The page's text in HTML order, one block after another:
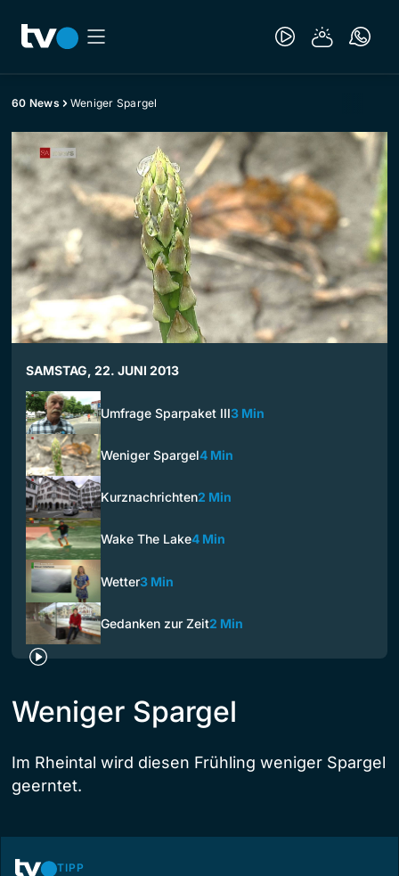
60 News Weniger Spargel
SAMSTAG, 22. JUNI 2013
Umfrage Sparpaket III3 Min
Weniger Spargel4 Min
Kurznachrichten2 Min
Wake The Lake4 Min
Wetter3 Min
Gedanken zur Zeit2 Min
Weniger Spargel
Im Rheintal wird diesen Frühling weniger Spargel
geerntet.
TIPP